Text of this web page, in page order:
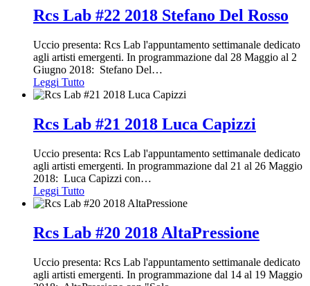
Rcs Lab #22 2018 Stefano Del Rosso
Uccio presenta: Rcs Lab l'appuntamento settimanale dedicato
agli artisti emergenti. In programmazione dal 28 Maggio al 2
Giugno 2018: Stefano Del…
Leggi Tutto
Rcs Lab #21 2018 Luca Capizzi
Uccio presenta: Rcs Lab l'appuntamento settimanale dedicato
agli artisti emergenti. In programmazione dal 21 al 26 Maggio
2018: Luca Capizzi con…
Leggi Tutto
Rcs Lab #20 2018 AltaPressione
Uccio presenta: Rcs Lab l'appuntamento settimanale dedicato
agli artisti emergenti. In programmazione dal 14 al 19 Maggio